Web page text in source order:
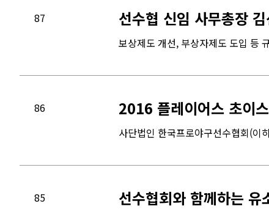
87 선수협 신임 사무총장
보상제도 개선, 부상자제도 도입 등
86 2016 플레이어스 초이
사단법인 한국프로야구선수협회(이
85 선수협회와 함께하는 유